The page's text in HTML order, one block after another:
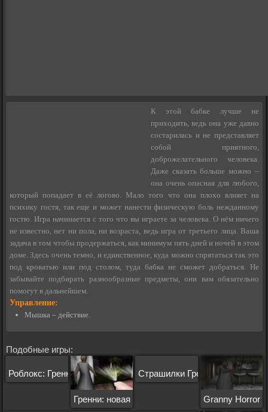
К этой бабке лучше не
приходить, ведь она уже давно
состарилась и не представляет
собой приятного,
доброжелательного человека.
Даже сказать больше можно –
она очень опасная для любого,
который попадает в её логово. Мало того что она плохо влияет на
психику гостя, так еще и может нанести физическую боль нежданному
гостю. Игра начинается с того что вы играете за человека. О нём ничего
не известно, нет ни пола, ни возраста, ведь игра от третьего лица. Ваша
задача в том чтобы продержаться, как минимум пять дней и ночей в этом
доме. Здесь очень темно, и единственное, куда можно спрятаться так это
под кроватью или под столом, туда бабка не сможет добраться. Не
забывайте подбирать разнообразные предметы, они вам обязательно
помогут в дальнейшем.
Управление:
Мышка – действие.
Подобные игры:
Роблокс: Гренни
Гренни: новая версия
Страшилки Гренни
Granny Horror